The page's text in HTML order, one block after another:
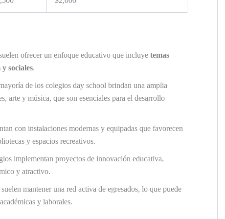
ofrecer un enfoque educativo que incluye temas
sociales.
de los colegios day school brindan una amplia
arte y música, que son esenciales para el desarrollo
con instalaciones modernas y equipadas que favorecen
y espacios recreativos.
implementan proyectos de innovación educativa,
y atractivo.
mantener una red activa de egresados, lo que puede
y laborales.